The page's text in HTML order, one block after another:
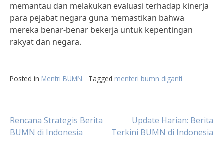
memantau dan melakukan evaluasi terhadap kinerja
para pejabat negara guna memastikan bahwa
mereka benar-benar bekerja untuk kepentingan
rakyat dan negara.
Posted in Mentri BUMN Tagged menteri bumn diganti
Post
Rencana Strategis Berita
BUMN di Indonesia
Update Harian: Berita
Terkini BUMN di Indonesia